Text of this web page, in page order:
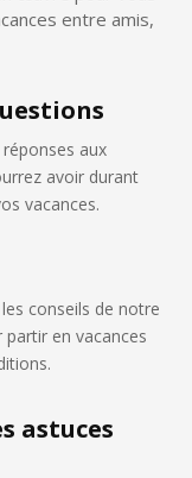
entre amis,
aux
avoir durant
vacances.
conseils de notre
en vacances
astuces